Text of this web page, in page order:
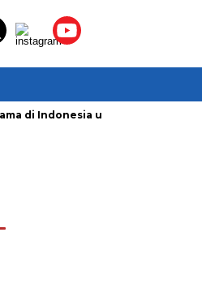
di Indonesia untuk Amankan